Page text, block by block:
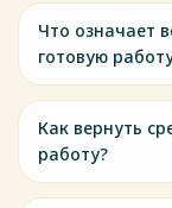
Что означает
готовую
Как вернуть
работу?